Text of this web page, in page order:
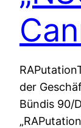
der
Bündis 90/